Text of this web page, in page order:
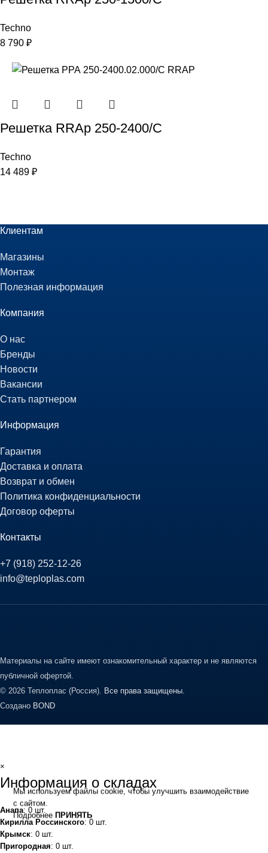
Techno
8 790 ₽
Решетка RRAp 250-2400/С
Techno
14 489 ₽
Клиентам
Магазины
Монтаж
Полезная информация
Компания
О нас
Бренды
Новости
Вакансии
Стать партнером
Информация
Гарантия
Доставка и оплата
Возврат и обмен
Политика конфиденциальности
Договор оферты
Контакты
+7 (918) 252-12-26
info@teploplas.com
Материалы на сайте имеют ознакомительный характер и не являются
публичной офертой.
© 2026 Теплоплас (Россия). Все права защищены.
Создано BOND
Мы используем файлы cookie, чтобы улучшить взаимодействие
с сайтом.
Подробнее ПРИНЯТЬ
×
Информация о складах
Анапа: 0 шт.
Кирилла Россинского: 0 шт.
Крымск: 0 шт.
Пригородная: 0 шт.